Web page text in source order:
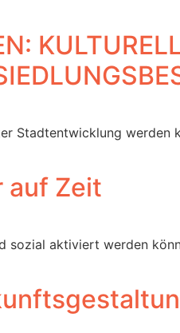
Stadtentwicklung werden
auf Zeit
sozial aktiviert werden